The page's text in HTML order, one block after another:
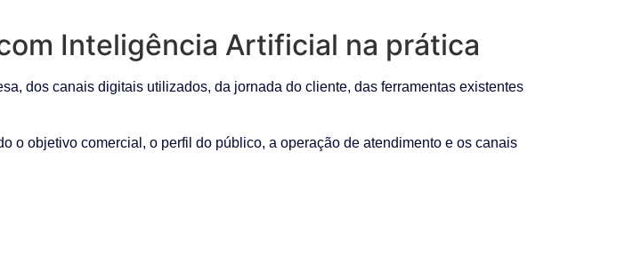
Inteligência Artificial na prática
dos canais digitais utilizados, da jornada do cliente, das ferramentas existentes
o objetivo comercial, o perfil do público, a operação de atendimento e os canais